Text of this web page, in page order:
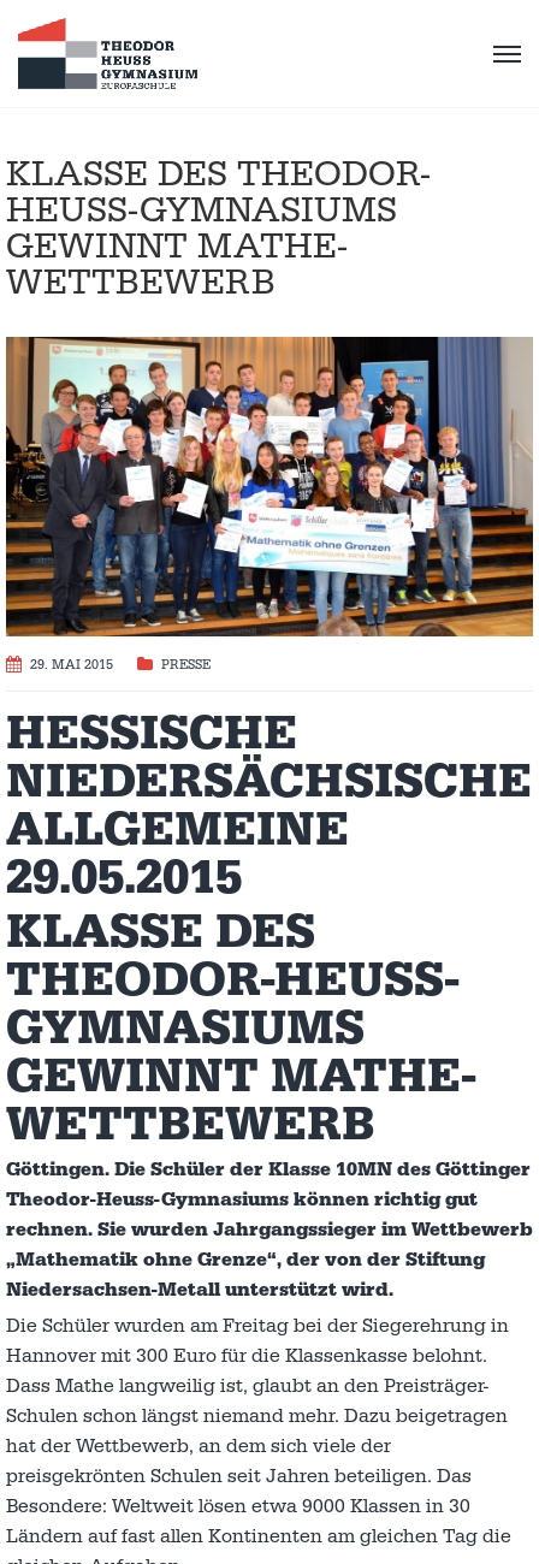
KLASSE DES THEODOR-
HEUSS-GYMNASIUMS
GEWINNT MATHE-
WETTBEWERB
29. MAI 2015 PRESSE
HESSISCHE
NIEDERSÄCHSISCHE
ALLGEMEINE
29.05.2015
KLASSE DES
THEODOR-HEUSS-
GYMNASIUMS
GEWINNT MATHE-
WETTBEWERB
Göttingen. Die Schüler der Klasse 10MN des Göttinger
Theodor-Heuss-Gymnasiums können richtig gut
rechnen. Sie wurden Jahrgangssieger im Wettbewerb
„Mathematik ohne Grenze“, der von der Stiftung
Niedersachsen-Metall unterstützt wird.
Die Schüler wurden am Freitag bei der Siegerehrung in
Hannover mit 300 Euro für die Klassenkasse belohnt.
Dass Mathe langweilig ist, glaubt an den Preisträger-
Schulen schon längst niemand mehr. Dazu beigetragen
hat der Wettbewerb, an dem sich viele der
preisgekrönten Schulen seit Jahren beteiligen. Das
Besondere: Weltweit lösen etwa 9000 Klassen in 30
Ländern auf fast allen Kontinenten am gleichen Tag die